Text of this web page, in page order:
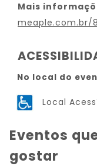
Mais
meaple.com.br/
No local do
Local
Eventos
gostar